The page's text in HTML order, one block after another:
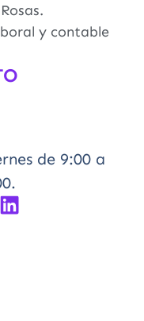
y contable
de 9:00 a